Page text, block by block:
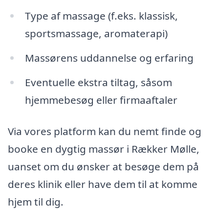
Type af massage (f.eks. klassisk,
sportsmassage, aromaterapi)
Massørens uddannelse og erfaring
Eventuelle ekstra tiltag, såsom
hjemmebesøg eller firmaaftaler
Via vores platform kan du nemt finde og
booke en dygtig massør i Rækker Mølle,
uanset om du ønsker at besøge dem på
deres klinik eller have dem til at komme
hjem til dig.